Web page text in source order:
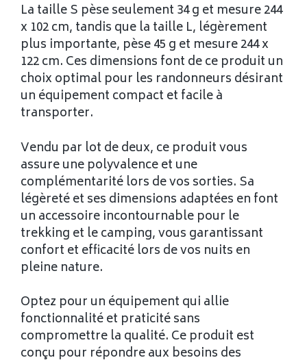
La taille S pèse seulement 34 g et mesure 244
x 102 cm, tandis que la taille L, légèrement
plus importante, pèse 45 g et mesure 244 x
122 cm. Ces dimensions font de ce produit un
choix optimal pour les randonneurs désirant
un équipement compact et facile à
transporter.
Vendu par lot de deux, ce produit vous
assure une polyvalence et une
complémentarité lors de vos sorties. Sa
légèreté et ses dimensions adaptées en font
un accessoire incontournable pour le
trekking et le camping, vous garantissant
confort et efficacité lors de vos nuits en
pleine nature.
Optez pour un équipement qui allie
fonctionnalité et praticité sans
compromettre la qualité. Ce produit est
conçu pour répondre aux besoins des